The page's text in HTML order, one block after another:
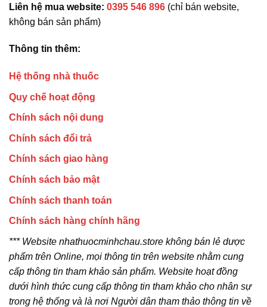
Liên hệ mua website: 0395 546 896 (chỉ bán website,
không bán sản phẩm)
Thông tin thêm:
Hệ thống nhà thuốc
Quy chế hoạt động
Chính sách nội dung
Chính sách đổi trả
Chính sách giao hàng
Chính sách bảo mật
Chính sách thanh toán
Chính sách hàng chính hãng
*** Website nhathuocminhchau.store không bán lẻ dược
phẩm trên Online, mọi thông tin trên website nhằm cung
cấp thông tin tham khảo sản phẩm. Website hoạt đồng
dưới hình thức cung cấp thông tin tham khảo cho nhân sự
trong hệ thống và là nơi Người dân tham thảo thông tin về